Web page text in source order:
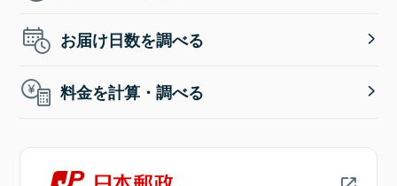
お届け日数を調べる
料金を計算・調べる